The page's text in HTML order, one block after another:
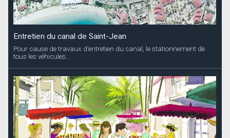
Entretien du canal de Saint-Jean
Pour cause de travaux d’entretien du canal, le stationnement de
tous les véhicules...